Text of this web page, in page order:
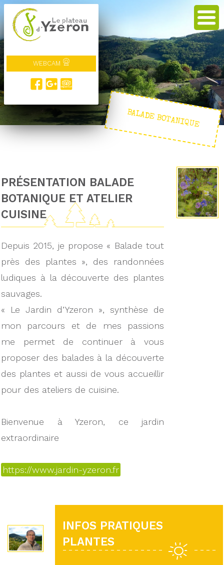
WEBCAM
BALADE BOTANIQUE
PRÉSENTATION BALADE
BOTANIQUE ET ATELIER
CUISINE
Depuis 2015, je propose « Balade tout
près des plantes », des randonnées
ludiques à la découverte des plantes
sauvages.
« Le Jardin d’Yzeron », synthèse de
mon parcours et de mes passions
me permet de continuer à vous
proposer des balades à la découverte
des plantes et aussi de vous accueillir
pour des ateliers de cuisine.
Bienvenue à Yzeron, ce jardin
extraordinaire
https://www.jardin-yzeron.fr
INFOS PRATIQUES
PLANTES